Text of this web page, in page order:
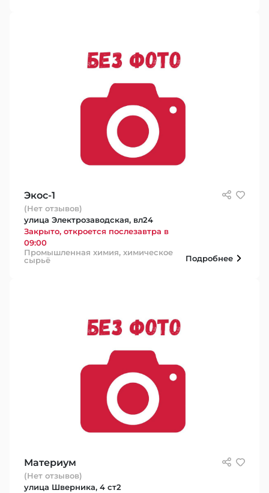
Экос-1
(Нет отзывов)
улица Электрозаводская, вл24
Закрыто, откроется послезавтра в
09:00
Промышленная химия, химическое
сырьё
Подробнее
Материум
(Нет отзывов)
улица Шверника, 4 ст2